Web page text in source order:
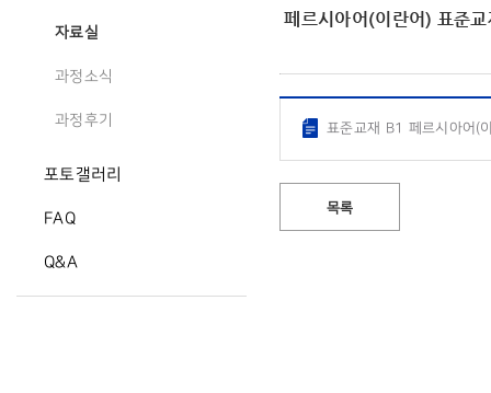
자료실
과정소식
과정후기
포토갤러리
FAQ
Q&A
페르시아어(이란어) 표준
표준교재 B1 페르시아어(
목록